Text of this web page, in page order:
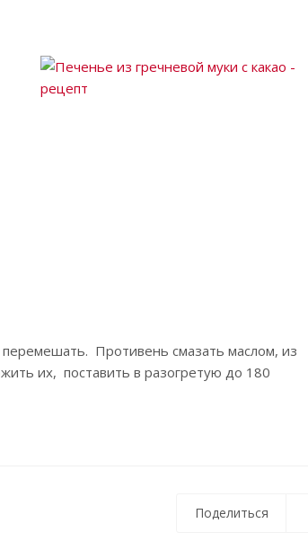
Противень смазать маслом, из
их, поставить в разогретую до 180
Поделиться